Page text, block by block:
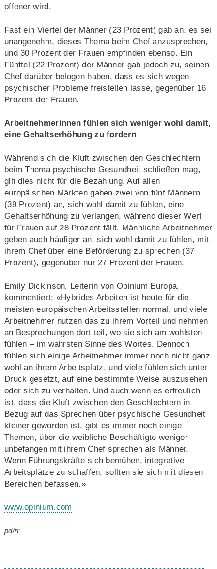
offener wird.
Fast ein Viertel der Männer (23 Prozent) gab an, es sei
unangenehm, dieses Thema beim Chef anzusprechen,
und 30 Prozent der Frauen empfinden ebenso. Ein
Fünftel (22 Prozent) der Männer gab jedoch zu, seinen
Chef darüber belogen haben, dass es sich wegen
psychischer Probleme freistellen lasse, gegenüber 16
Prozent der Frauen.
Arbeitnehmerinnen fühlen sich weniger wohl damit,
eine Gehaltserhöhung zu fordern
Während sich die Kluft zwischen den Geschlechtern
beim Thema psychische Gesundheit schließen mag,
gilt dies nicht für die Bezahlung. Auf allen
europäischen Märkten gaben zwei von fünf Männern
(39 Prozent) an, sich wohl damit zu fühlen, eine
Gehaltserhöhung zu verlangen, während dieser Wert
für Frauen auf 28 Prozent fällt. Männliche Arbeitnehmer
geben auch häufiger an, sich wohl damit zu fühlen, mit
ihrem Chef über eine Beförderung zu sprechen (37
Prozent), gegenüber nur 27 Prozent der Frauen.
Emily Dickinson, Leiterin von Opinium Europa,
kommentiert: «Hybrides Arbeiten ist heute für die
meisten europäischen Arbeitsstellen normal, und viele
Arbeitnehmer nutzen das zu ihrem Vorteil und nehmen
an Besprechungen dort teil, wo sie sich am wohlsten
fühlen – im wahrsten Sinne des Wortes. Dennoch
fühlen sich einige Arbeitnehmer immer noch nicht ganz
wohl an ihrem Arbeitsplatz, und viele fühlen sich unter
Druck gesetzt, auf eine bestimmte Weise auszusehen
oder sich zu verhalten. Und auch wenn es erfreulich
ist, dass die Kluft zwischen den Geschlechtern in
Bezug auf das Sprechen über psychische Gesundheit
kleiner geworden ist, gibt es immer noch einige
Themen, über die weibliche Beschäftigte weniger
unbefangen mit ihrem Chef sprechen als Männer.
Wenn Führungskräfte sich bemühen, integrative
Arbeitsplätze zu schaffen, sollten sie sich mit diesen
Bereichen befassen.»
www.opinium.com
pd/rr